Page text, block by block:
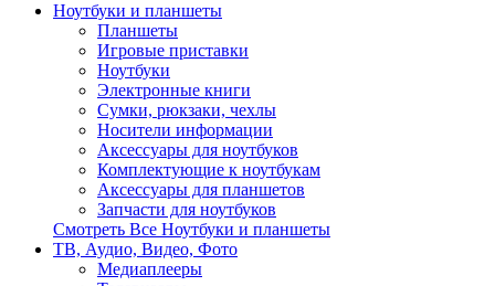
Ноутбуки и планшеты
Планшеты
Игровые приставки
Ноутбуки
Электронные книги
Сумки, рюкзаки, чехлы
Носители информации
Аксессуары для ноутбуков
Комплектующие к ноутбукам
Аксессуары для планшетов
Запчасти для ноутбуков
Смотреть Все Ноутбуки и планшеты
ТВ, Аудио, Видео, Фото
Медиаплееры